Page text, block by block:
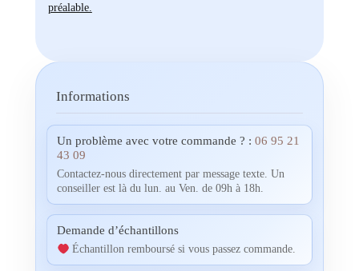
préalable.
Informations
Un problème avec votre commande ? : 06 95 21
43 09
Contactez-nous directement par message texte. Un
conseiller est là du lun. au Ven. de 09h à 18h.
Demande d’échantillons
Échantillon remboursé si vous passez commande.